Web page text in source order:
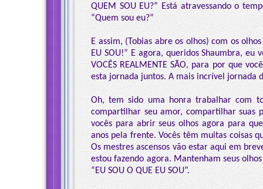
QUEM SOU EU?” Está atravessando o
“Quem sou eu?”
E assim, (Tobias abre os olhos) com os
EU SOU!” E agora, queridos Shaumbra, eu
VOCÊS REALMENTE SÃO, para por que
esta jornada juntos. A mais incrível jornada
Oh, tem sido uma honra trabalhar com
compartilhar seu amor, compartilhar suas
vocês para abrir seus olhos agora para
anos pela frente. Vocês têm muitas coisas
Os mestres ascensos vão estar aqui em
estou fazendo agora. Mantenham seus
“EU SOU O QUE EU SOU”.